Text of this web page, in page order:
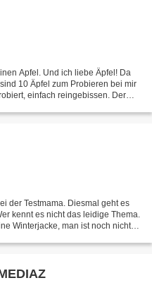
Apfel. Und ich liebe Äpfel! Da
10 Äpfel zum Probieren bei mir
einfach reingebissen. Der
der Testmama. Diesmal geht es
kennt es nicht das leidige Thema.
Winterjacke, man ist noch nicht